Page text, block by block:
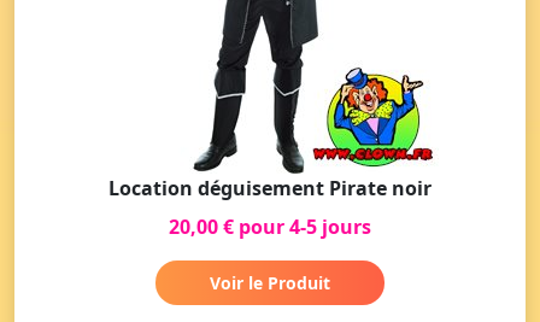
Location déguisement Pirate noir
20,00 € pour 4-5 jours
Voir le Produit